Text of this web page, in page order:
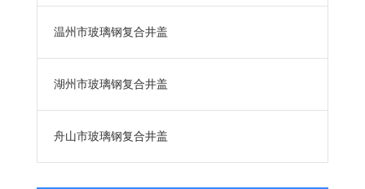
温州市玻璃钢复合井盖
湖州市玻璃钢复合井盖
舟山市玻璃钢复合井盖